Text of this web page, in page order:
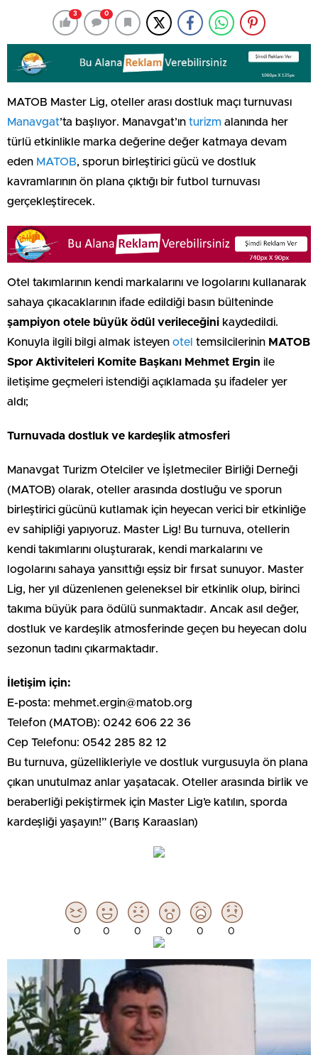
3 0
MATOB Master Lig, oteller arası dostluk maçı turnuvası
Manavgat’ta başlıyor. Manavgat’ın turizm alanında her
türlü etkinlikle marka değerine değer katmaya devam
eden MATOB, sporun birleştirici gücü ve dostluk
kavramlarının ön plana çıktığı bir futbol turnuvası
gerçekleştirecek.
Otel takımlarının kendi markalarını ve logolarını kullanarak
sahaya çıkacaklarının ifade edildiği basın bülteninde
şampiyon otele büyük ödül verileceğini kaydedildi.
Konuyla ilgili bilgi almak isteyen otel temsilcilerinin MATOB
Spor Aktiviteleri Komite Başkanı Mehmet Ergin ile
iletişime geçmeleri istendiği açıklamada şu ifadeler yer
aldı;
Turnuvada dostluk ve kardeşlik atmosferi
Manavgat Turizm Otelciler ve İşletmeciler Birliği Derneği
(MATOB) olarak, oteller arasında dostluğu ve sporun
birleştirici gücünü kutlamak için heyecan verici bir etkinliğe
ev sahipliği yapıyoruz. Master Lig! Bu turnuva, otellerin
kendi takımlarını oluşturarak, kendi markalarını ve
logolarını sahaya yansıttığı eşsiz bir fırsat sunuyor. Master
Lig, her yıl düzenlenen geleneksel bir etkinlik olup, birinci
takıma büyük para ödülü sunmaktadır. Ancak asıl değer,
dostluk ve kardeşlik atmosferinde geçen bu heyecan dolu
sezonun tadını çıkarmaktadır.
İletişim için:
E-posta: mehmet.ergin@matob.org
Telefon (MATOB): 0242 606 22 36
Cep Telefonu: 0542 285 82 12
Bu turnuva, güzellikleriyle ve dostluk vurgusuyla ön plana
çıkan unutulmaz anlar yaşatacak. Oteller arasında birlik ve
beraberliği pekiştirmek için Master Lig’e katılın, sporda
kardeşliği yaşayın!” (Barış Karaaslan)
0 0 0 0 0 0